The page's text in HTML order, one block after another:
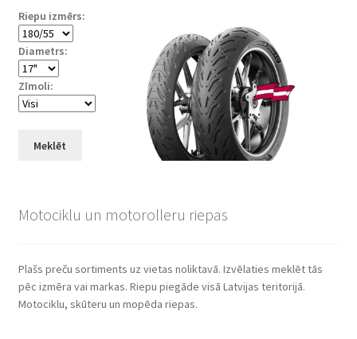
Riepu izmērs:
Diametrs:
Zīmoli:
Meklēt
Motociklu un motorolleru riepas
Plašs preču sortiments uz vietas noliktavā. Izvēlaties meklēt tās
pēc izmēra vai markas. Riepu piegāde visā Latvijas teritorijā.
Motociklu, skūteru un mopēda riepas.